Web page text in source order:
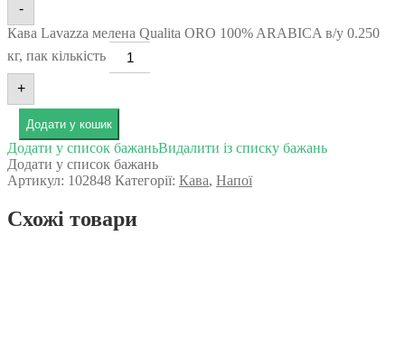
-
Кава Lavazza мелена Qualita ORO 100% ARABICA в/у 0.250
кг, пак кількість
+
Додати у кошик
Додати у список бажаньВидалити із списку бажань
Додати у список бажань
Артикул: 102848 Категорії: Кава, Напої
Схожі товари